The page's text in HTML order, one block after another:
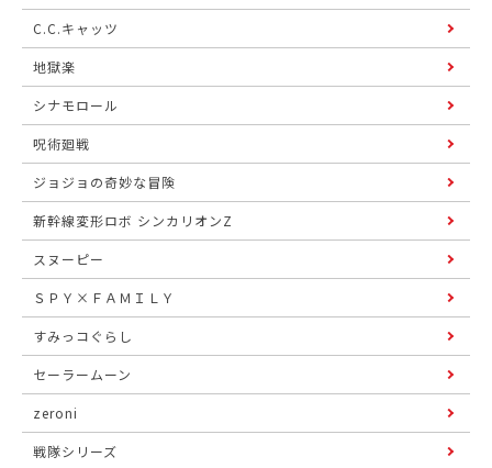
C.C.キャッツ
地獄楽
シナモロール
呪術廻戦
ジョジョの奇妙な冒険
新幹線変形ロボ シンカリオンZ
スヌーピー
ＳＰＹ×ＦＡＭＩＬＹ
すみっコぐらし
セーラームーン
zeroni
戦隊シリーズ